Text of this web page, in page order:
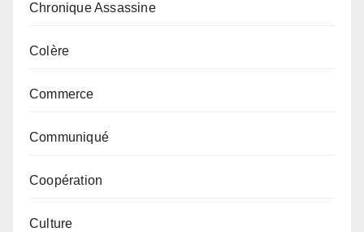
Chronique Assassine
Colère
Commerce
Communiqué
Coopération
Culture